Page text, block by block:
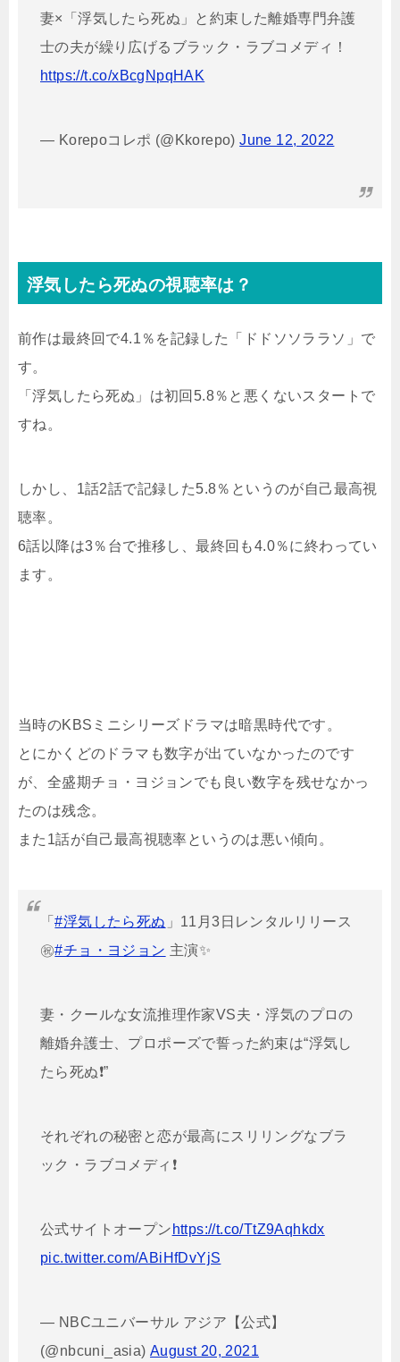
妻×「浮気したら死ぬ」と約束した離婚専門弁護
士の夫が繰り広げるブラック・ラブコメディ！
https://t.co/xBcgNpqHAK
— Korepoコレポ (@Kkorepo)June 12, 2022
浮気したら死ぬの視聴率は？
前作は最終回で4.1％を記録した「ドドソソララソ」で
す。
「浮気したら死ぬ」は初回5.8％と悪くないスタートで
すね。
しかし、1話2話で記録した5.8％というのが自己最高視
聴率。
6話以降は3％台で推移し、最終回も4.0％に終わってい
ます。
当時のKBSミニシリーズドラマは暗黒時代です。
とにかくどのドラマも数字が出ていなかったのです
が、全盛期チョ・ヨジョンでも良い数字を残せなかっ
たのは残念。
また1話が自己最高視聴率というのは悪い傾向。
「#浮気したら死ぬ 」11月3日レンタルリリース
㊗️#チョ・ヨジョン 主演✨
妻・クールな女流推理作家VS夫・浮気のプロの
離婚弁護士、プロポーズで誓った約束は“浮気し
たら死ぬ❗️”
それぞれの秘密と恋が最高にスリリングなブラ
ック・ラブコメディ❗️
公式サイトオープン https://t.co/TtZ9Aqhkdx
pic.twitter.com/ABiHfDvYjS
— NBCユニバーサル アジア【公式】
(@nbcuni_asia)August 20, 2021